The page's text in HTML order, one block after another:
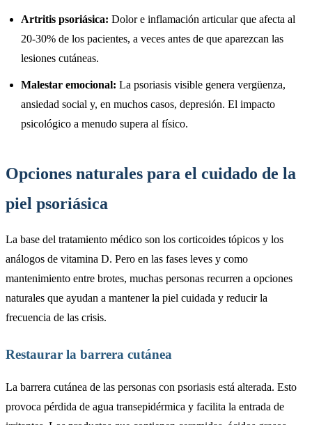
Artritis psoriásica: Dolor e inflamación articular que afecta al
20-30% de los pacientes, a veces antes de que aparezcan las
lesiones cutáneas.
Malestar emocional: La psoriasis visible genera vergüenza,
ansiedad social y, en muchos casos, depresión. El impacto
psicológico a menudo supera al físico.
Opciones naturales para el cuidado de la
piel psoriásica
La base del tratamiento médico son los corticoides tópicos y los
análogos de vitamina D. Pero en las fases leves y como
mantenimiento entre brotes, muchas personas recurren a opciones
naturales que ayudan a mantener la piel cuidada y reducir la
frecuencia de las crisis.
Restaurar la barrera cutánea
La barrera cutánea de las personas con psoriasis está alterada. Esto
provoca pérdida de agua transepidérmica y facilita la entrada de